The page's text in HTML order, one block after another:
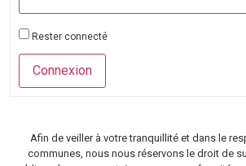
Rester connecté
Connexion
Afin de veiller à votre tranquillité et dans le
communes, nous nous réservons le droit de